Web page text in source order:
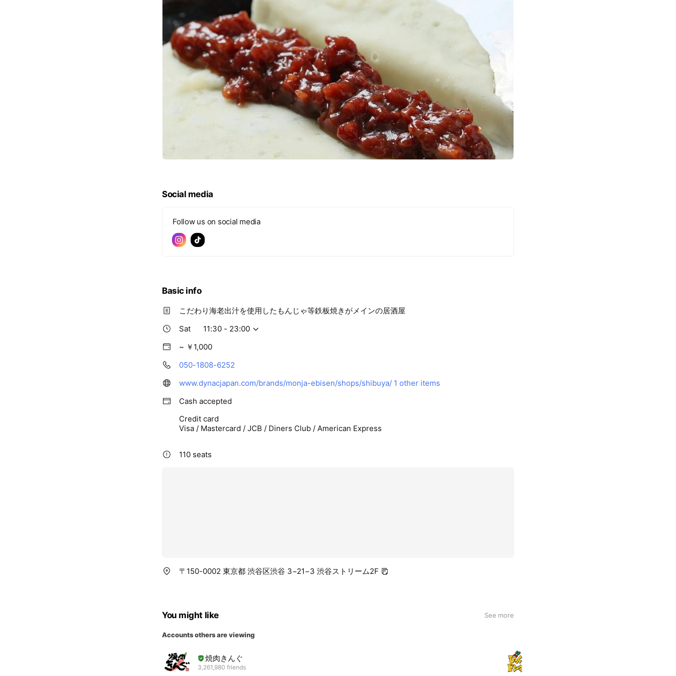
Social media
Follow us on social media
Basic info
こだわり海老出汁を使用したもんじゃ等鉄板焼きがメインの居酒屋
Sat
11:30 - 23:00
~ ￥1,000
050-1808-6252
www.dynacjapan.com/brands/monja-ebisen/shops/shibuya/ 1 other items
Cash accepted
Credit card
Visa / Mastercard / JCB / Diners Club / American Express
110 seats
〒150-0002 東京都 渋谷区渋谷 3−21−3 渋谷ストリーム2F
You might like See more
Accounts others are viewing
焼肉きんぐ
3,261,980 friends